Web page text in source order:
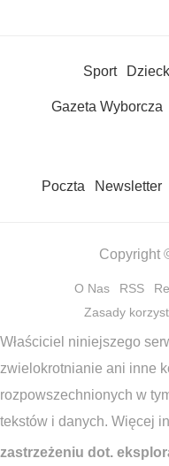
Sport
Gazeta Wyborcza
Poczta Newsletter
Copyright
O Nas RSS
Zasady
Właściciel niniejszego
zwielokrotnianie ani inne
rozpowszechnionych w
tekstów i danych. Więcej
zastrzeżeniu dot.